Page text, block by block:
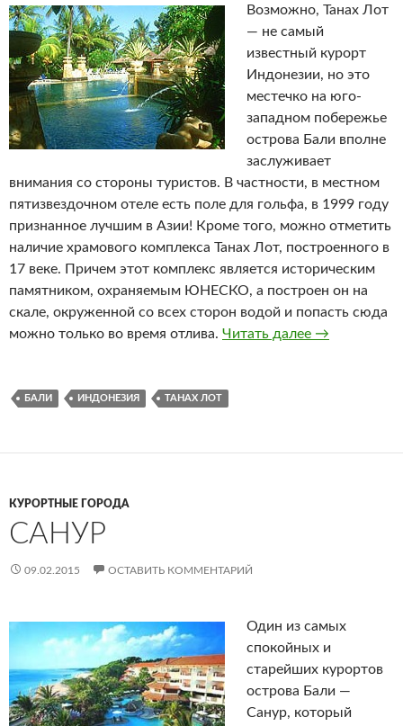
Возможно, Танах Лот
— не самый
известный курорт
Индонезии, но это
местечко на юго-
западном побережье
острова Бали вполне
заслуживает
внимания со стороны туристов. В частности, в местном
пятизвездочном отеле есть поле для гольфа, в 1999 году
признанное лучшим в Азии! Кроме того, можно отметить
наличие храмового комплекса Танах Лот, построенного в
17 веке. Причем этот комплекс является историческим
памятником, охраняемым ЮНЕСКО, а построен он на
скале, окруженной со всех сторон водой и попасть сюда
можно только во время отлива. Читать далее Танах Лот
→
БАЛИ ИНДОНЕЗИЯ ТАНАХ ЛОТ
КУРОРТНЫЕ ГОРОДА
САНУР
09.02.2015 ОСТАВИТЬ КОММЕНТАРИЙ
Один из самых
спокойных и
старейших курортов
острова Бали —
Санур, который